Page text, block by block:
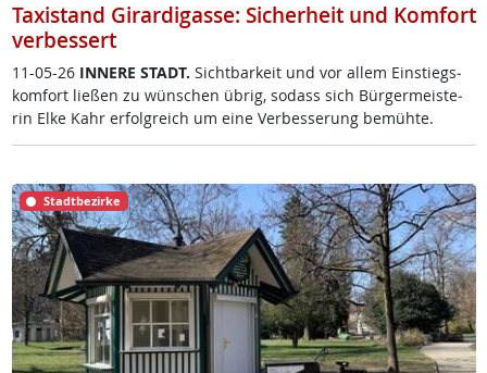
Taxistand Girardigasse: Sicherheit und Komfort
verbessert
11-05-26 IN­NE­RE STADT. Sicht­bar­keit und vor al­lem Ein­s­tiegs­
kom­fort lie­ßen zu wün­schen üb­rig, so­dass sich Bür­ger­meis­te­
rin El­ke Kahr er­folg­reich um ei­ne Ver­bes­se­rung be­müh­te.
Stadtbezirke